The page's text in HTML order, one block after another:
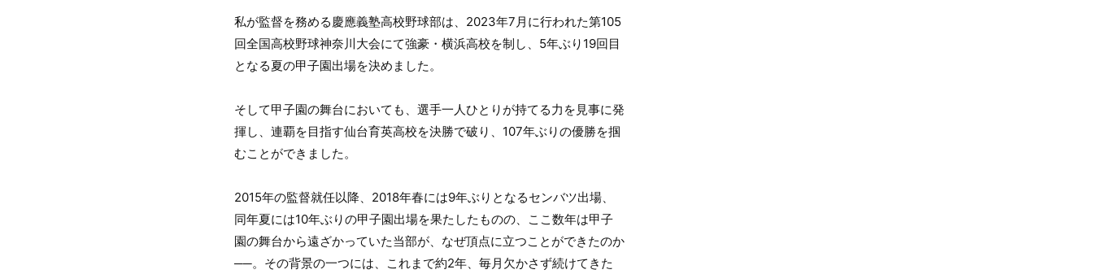
私が監督を務める慶應義塾高校野球部は、2023年7月に行われた第105
回全国高校野球神奈川大会にて強豪・横浜高校を制し、5年ぶり19回目
となる夏の甲子園出場を決めました。
そして甲子園の舞台においても、選手一人ひとりが持てる力を見事に発
揮し、連覇を目指す仙台育英高校を決勝で破り、107年ぶりの優勝を掴
むことができました。
2015年の監督就任以降、2018年春には9年ぶりとなるセンバツ出場、
同年夏には10年ぶりの甲子園出場を果たしたものの、ここ数年は甲子
園の舞台から遠ざかっていた当部が、なぜ頂点に立つことができたのか
──。その背景の一つには、これまで約2年、毎月欠かさず続けてきた